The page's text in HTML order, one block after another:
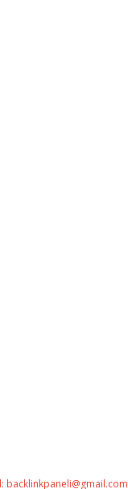
backlinkpaneli@gmail.com